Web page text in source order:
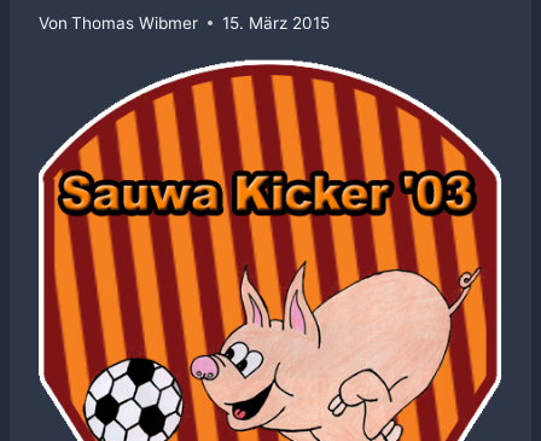
Von Thomas Wibmer 15. März 2015